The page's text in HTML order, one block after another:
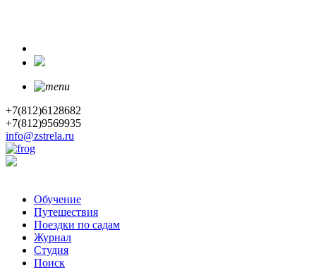
+7(812)6128682
+7(812)9569935
info@zstrela.ru
Обучение
Путешествия
Поездки по садам
Журнал
Студия
Поиск